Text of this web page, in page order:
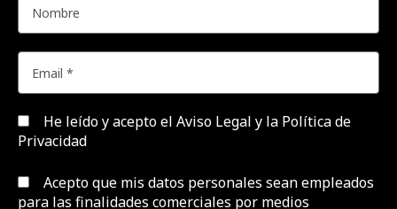
He leído y acepto el Aviso Legal y la Política de
Privacidad
Acepto que mis datos personales sean empleados
para las finalidades comerciales por medios